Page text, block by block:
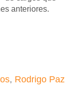
anteriores.
, Rodrigo Paz